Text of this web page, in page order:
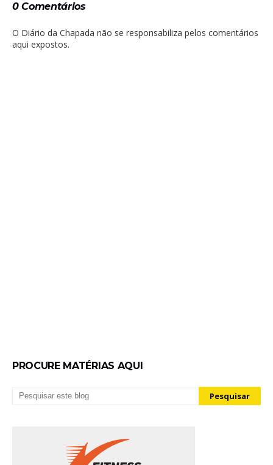
0 Comentários
O Diário da Chapada não se responsabiliza pelos comentários
aqui expostos.
PROCURE MATÉRIAS AQUI